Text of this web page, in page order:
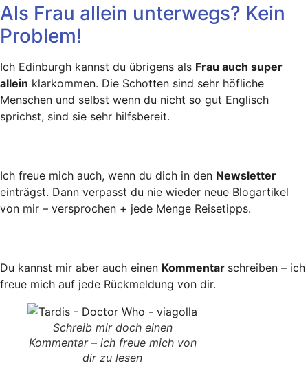
Als Frau allein unterwegs? Kein
Problem!
Ich Edinburgh kannst du übrigens als Frau auch super
allein klarkommen. Die Schotten sind sehr höfliche
Menschen und selbst wenn du nicht so gut Englisch
sprichst, sind sie sehr hilfsbereit.
Ich freue mich auch, wenn du dich in den Newsletter
einträgst. Dann verpasst du nie wieder neue Blogartikel
von mir – versprochen + jede Menge Reisetipps.
Du kannst mir aber auch einen Kommentar schreiben – ich
freue mich auf jede Rückmeldung von dir.
Schreib mir doch einen
Kommentar – ich freue mich von
dir zu lesen